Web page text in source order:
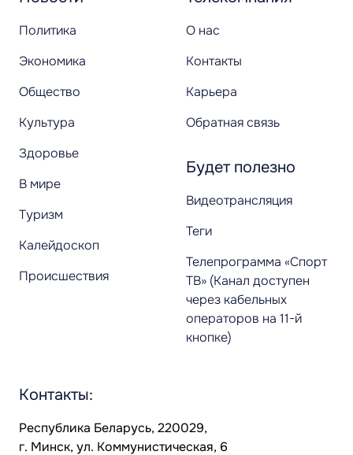
Политика
Экономика
Общество
Культура
Здоровье
В мире
Туризм
Калейдоскоп
Происшествия
О нас
Контакты
Карьера
Обратная связь
Будет полезно
Видеотрансляция
Теги
Телепрограмма «Спорт
ТВ» (Канал доступен
через кабельных
операторов на 11-й
кнопке)
Контакты:
Республика Беларусь, 220029,
г. Минск, ул. Коммунистическая, 6